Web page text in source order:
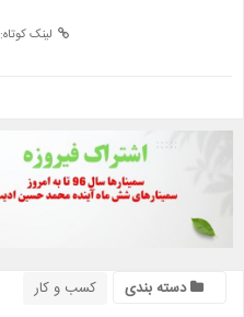
لینک کوتاه:
دسته بندی کسب و کار